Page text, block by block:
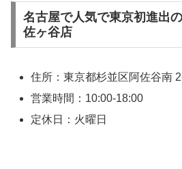
名古屋で人気で東京初進
佐ヶ谷店
住所：東京都杉並区阿佐谷南
営業時間：10:00-18:00
定休日：火曜日